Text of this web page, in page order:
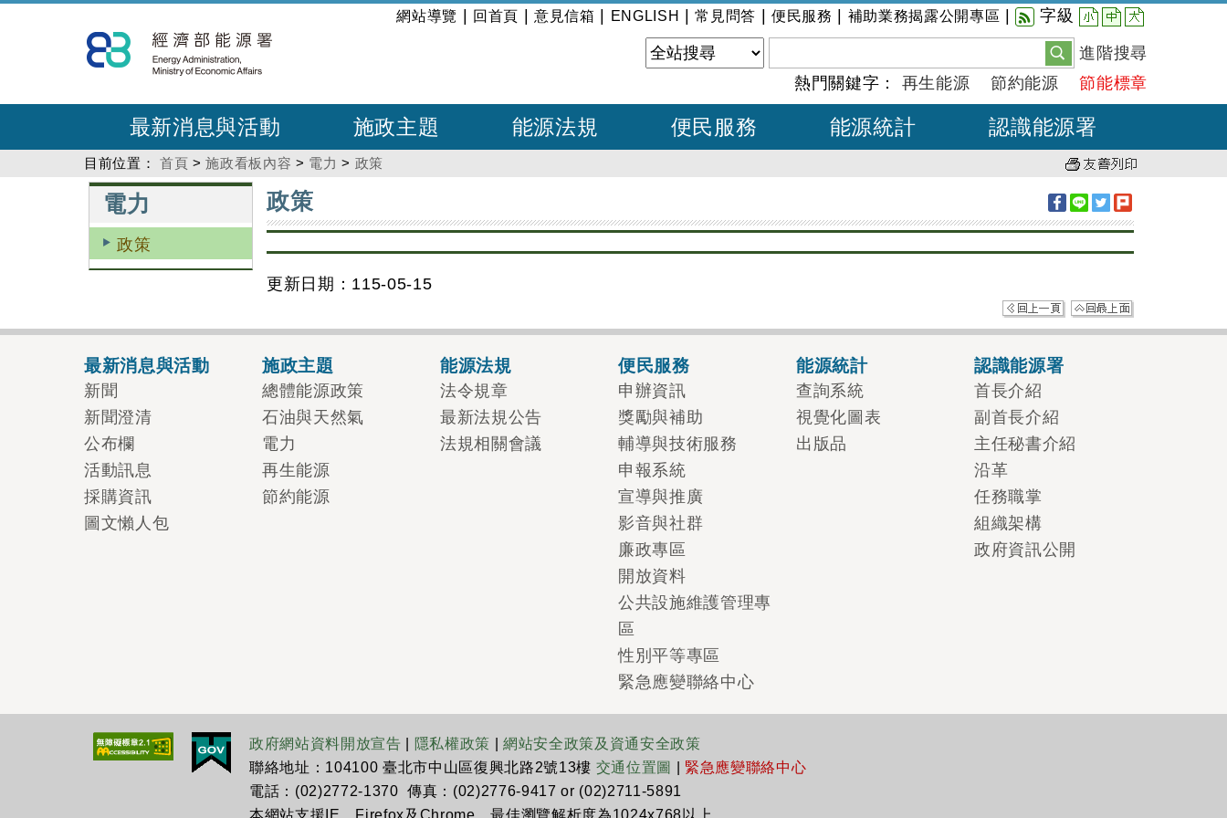
到
主
內
:::
網站導覽 回首頁 意見信箱 ENGLISH |常見問答 便民服務 補助業務揭露公開專區 字級 小 中 大
進階搜尋
熱門關鍵字： 再生能源 節約能源 節能標章
最新消息與活動 施政主題 能源法規 便民服務 能源統計 認識能源署
目前位置： 首頁 >施政看板內容 > 電力 > 政策
電力
政策
:::
政策
更新日期：115-05-15
最新消息與活動
新聞
新聞澄清
公布欄
活動訊息
採購資訊
圖文懶人包
施政主題
總體能源政策
石油與天然氣
電力
再生能源
節約能源
能源法規
法令規章
最新法規公告
法規相關會議
便民服務
申辦資訊
獎勵與補助
輔導與技術服務
申報系統
宣導與推廣
影音與社群
廉政專區
開放資料
公共設施維護管理專
區
性別平等專區
緊急應變聯絡中心
能源統計
查詢系統
視覺化圖表
出版品
認識能源署
首長介紹
副首長介紹
主任秘書介紹
沿革
任務職掌
組織架構
政府資訊公開
政府網站資料開放宣告 隱私權政策 |網站安全政策及資通安全政策
聯絡地址：104100 臺北市中山區復興北路2號13樓 交通位置圖
緊急應變聯絡中心
電話：(02)2772-1370 傳真：(02)2776-9417 or (02)2711-5891
本網站支援IE、Firefox及Chrome，最佳瀏覽解析度為1024x768以上